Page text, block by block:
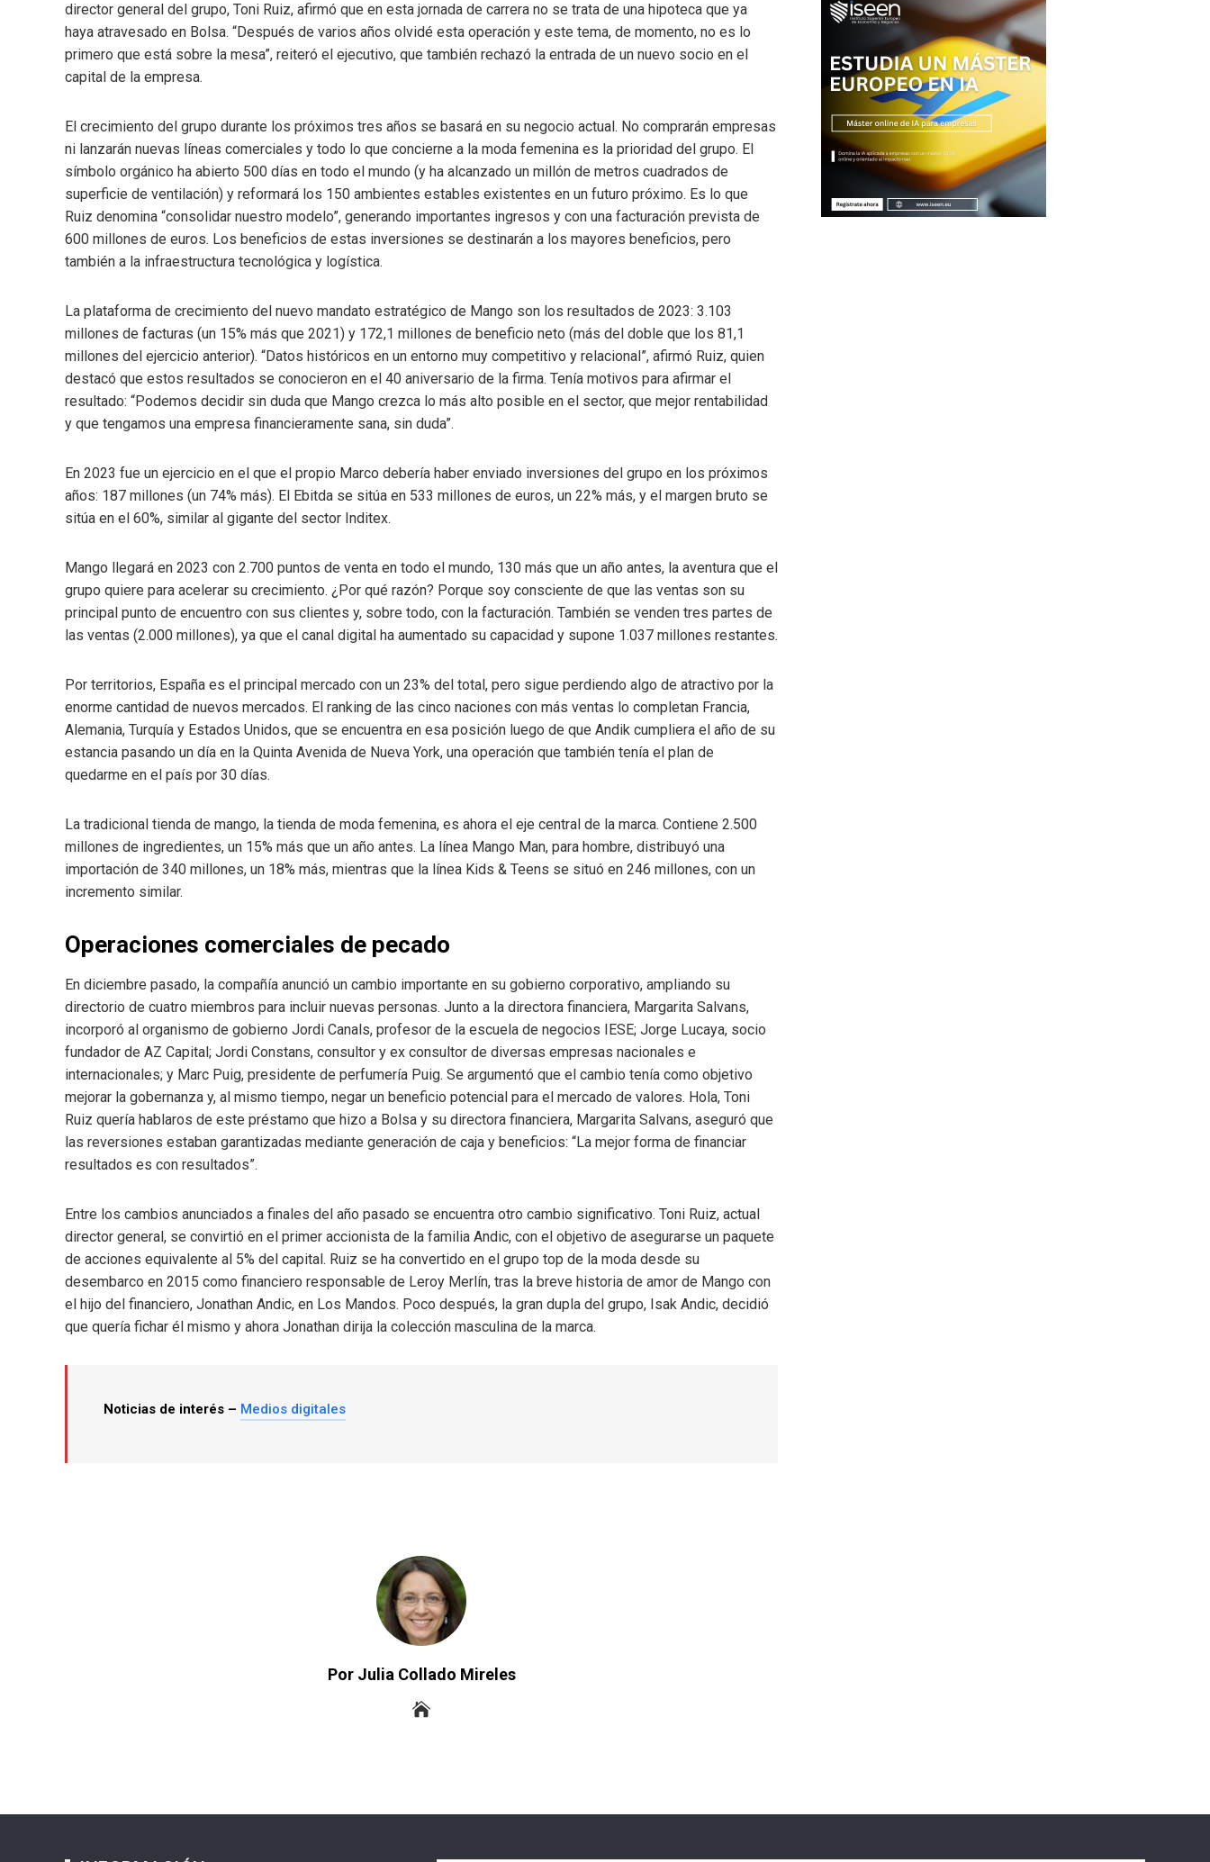
director general del grupo, Toni Ruiz, afirmó que en esta jornada de carrera no se trata de una hipoteca que ya
haya atravesado en Bolsa. “Después de varios años olvidé esta operación y este tema, de momento, no es lo
primero que está sobre la mesa”, reiteró el ejecutivo, que también rechazó la entrada de un nuevo socio en el
capital de la empresa.
El crecimiento del grupo durante los próximos tres años se basará en su negocio actual. No comprarán empresas
ni lanzarán nuevas líneas comerciales y todo lo que concierne a la moda femenina es la prioridad del grupo. El
símbolo orgánico ha abierto 500 días en todo el mundo (y ha alcanzado un millón de metros cuadrados de
superficie de ventilación) y reformará los 150 ambientes estables existentes en un futuro próximo. Es lo que
Ruiz denomina “consolidar nuestro modelo”, generando importantes ingresos y con una facturación prevista de
600 millones de euros. Los beneficios de estas inversiones se destinarán a los mayores beneficios, pero
también a la infraestructura tecnológica y logística.
La plataforma de crecimiento del nuevo mandato estratégico de Mango son los resultados de 2023: 3.103
millones de facturas (un 15% más que 2021) y 172,1 millones de beneficio neto (más del doble que los 81,1
millones del ejercicio anterior). “Datos históricos en un entorno muy competitivo y relacional”, afirmó Ruiz, quien
destacó que estos resultados se conocieron en el 40 aniversario de la firma. Tenía motivos para afirmar el
resultado: “Podemos decidir sin duda que Mango crezca lo más alto posible en el sector, que mejor rentabilidad
y que tengamos una empresa financieramente sana, sin duda”.
En 2023 fue un ejercicio en el que el propio Marco debería haber enviado inversiones del grupo en los próximos
años: 187 millones (un 74% más). El Ebitda se sitúa en 533 millones de euros, un 22% más, y el margen bruto se
sitúa en el 60%, similar al gigante del sector Inditex.
Mango llegará en 2023 con 2.700 puntos de venta en todo el mundo, 130 más que un año antes, la aventura que el
grupo quiere para acelerar su crecimiento. ¿Por qué razón? Porque soy consciente de que las ventas son su
principal punto de encuentro con sus clientes y, sobre todo, con la facturación. También se venden tres partes de
las ventas (2.000 millones), ya que el canal digital ha aumentado su capacidad y supone 1.037 millones restantes.
Por territorios, España es el principal mercado con un 23% del total, pero sigue perdiendo algo de atractivo por la
enorme cantidad de nuevos mercados. El ranking de las cinco naciones con más ventas lo completan Francia,
Alemania, Turquía y Estados Unidos, que se encuentra en esa posición luego de que Andik cumpliera el año de su
estancia pasando un día en la Quinta Avenida de Nueva York, una operación que también tenía el plan de
quedarme en el país por 30 días.
La tradicional tienda de mango, la tienda de moda femenina, es ahora el eje central de la marca. Contiene 2.500
millones de ingredientes, un 15% más que un año antes. La línea Mango Man, para hombre, distribuyó una
importación de 340 millones, un 18% más, mientras que la línea Kids & Teens se situó en 246 millones, con un
incremento similar.
Operaciones comerciales de pecado
En diciembre pasado, la compañía anunció un cambio importante en su gobierno corporativo, ampliando su
directorio de cuatro miembros para incluir nuevas personas. Junto a la directora financiera, Margarita Salvans,
incorporó al organismo de gobierno Jordi Canals, profesor de la escuela de negocios IESE; Jorge Lucaya, socio
fundador de AZ Capital; Jordi Constans, consultor y ex consultor de diversas empresas nacionales e
internacionales; y Marc Puig, presidente de perfumería Puig. Se argumentó que el cambio tenía como objetivo
mejorar la gobernanza y, al mismo tiempo, negar un beneficio potencial para el mercado de valores. Hola, Toni
Ruiz quería hablaros de este préstamo que hizo a Bolsa y su directora financiera, Margarita Salvans, aseguró que
las reversiones estaban garantizadas mediante generación de caja y beneficios: “La mejor forma de financiar
resultados es con resultados”.
Entre los cambios anunciados a finales del año pasado se encuentra otro cambio significativo. Toni Ruiz, actual
director general, se convirtió en el primer accionista de la familia Andic, con el objetivo de asegurarse un paquete
de acciones equivalente al 5% del capital. Ruiz se ha convertido en el grupo top de la moda desde su
desembarco en 2015 como financiero responsable de Leroy Merlín, tras la breve historia de amor de Mango con
el hijo del financiero, Jonathan Andic, en Los Mandos. Poco después, la gran dupla del grupo, Isak Andic, decidió
que quería fichar él mismo y ahora Jonathan dirija la colección masculina de la marca.
Noticias de interés – Medios digitales
Por Julia Collado Mireles